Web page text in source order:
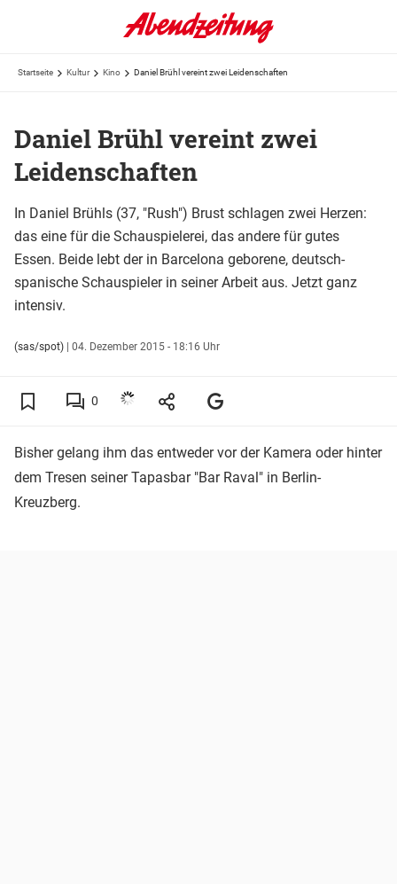
Startseite Kultur Kino Daniel Brühl vereint zwei Leidenschaften
Daniel Brühl vereint zwei
Leidenschaften
In Daniel Brühls (37, "Rush") Brust schlagen zwei Herzen:
das eine für die Schauspielerei, das andere für gutes
Essen. Beide lebt der in Barcelona geborene, deutsch-
spanische Schauspieler in seiner Arbeit aus. Jetzt ganz
intensiv.
(sas/spot) | 04. Dezember 2015 - 18:16 Uhr
0
Bisher gelang ihm das entweder vor der Kamera oder hinter
dem Tresen seiner Tapasbar "Bar Raval" in Berlin-
Kreuzberg.